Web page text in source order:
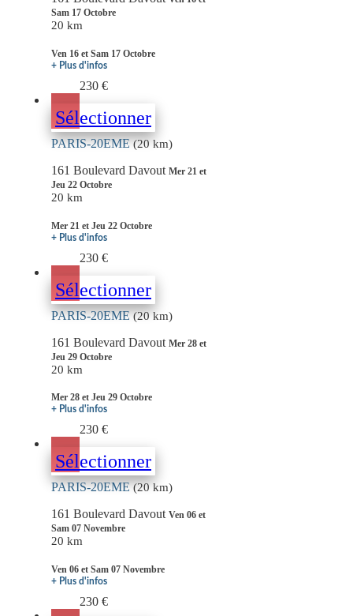
Sam 17 Octobre
20 km
Ven 16 et Sam 17 Octobre
+ Plus d'infos
230 €
Sélectionner
PARIS-20EME(20 km)
161 Boulevard Davout Mer 21 et
Jeu 22 Octobre
20 km
Mer 21 et Jeu 22 Octobre
+ Plus d'infos
230 €
Sélectionner
PARIS-20EME(20 km)
161 Boulevard Davout Mer 28 et
Jeu 29 Octobre
20 km
Mer 28 et Jeu 29 Octobre
+ Plus d'infos
230 €
Sélectionner
PARIS-20EME(20 km)
161 Boulevard Davout Ven 06 et
Sam 07 Novembre
20 km
Ven 06 et Sam 07 Novembre
+ Plus d'infos
230 €